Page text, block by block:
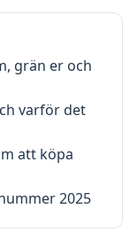
grän er och
varför det
att köpa
2025